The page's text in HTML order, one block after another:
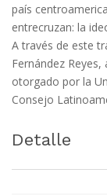
país
entrecruzan: la
A través de este
Fernández
otorgado por la
Consejo
Detalle